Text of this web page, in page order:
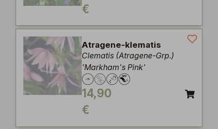
€
Atragene-klematis
Clematis (Atragene-Grp.)
'Markham's Pink'
14,90
€